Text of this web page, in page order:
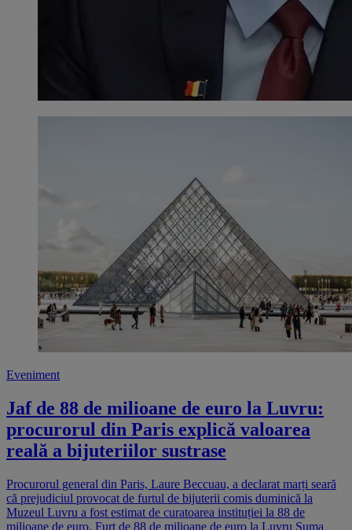
Eveniment
Jaf de 88 de milioane de euro la Luvru:
procurorul din Paris explică valoarea
reală a bijuteriilor sustrase
Procurorul general din Paris, Laure Beccuau, a declarat marți seară
că prejudiciul provocat de furtul de bijuterii comis duminică la
Muzeul Luvru a fost estimat de curatoarea instituției la 88 de
milioane de euro. Furt de 88 de milioane de euro la Luvru Suma